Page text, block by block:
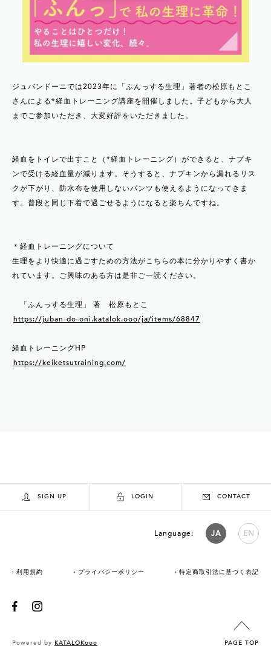
ジュバンドーニでは2023年に「ふんっする生理」著者の松原もとこ
さんによる*経血トレーニング講座を開催しました。子どもから大人
までご参加いただき、大変好評をいただきました。
経血をトイレで出すこと（*経血トレーニング）ができると、ナプキ
ンで受ける経血量が減ります。そうすると、ナプキンから漏れるリス
クが下がり、防水布を使用しないパンツも使えるようになってきま
す。普段と同じ下着で過ごせるようになると楽ちんですね。
＊経血トレーニングについて
生理をより快適に過ごすための方法がこちらの本に分かりやすく書か
れています。ご興味のある方は是非ご一読ください。
「ふんっする生理」 著 松原もとこ
https://juban-do-oni.katalok.ooo/ja/items/68847
経血トレーニングHP
https://keiketsutraining.com/
SIGN UP LOGIN CONTACT
Language: JA EN
利用規約 プライバシーポリシー 特定商取引法に基づく表記
Powered by KATALOKooo PAGE TOP